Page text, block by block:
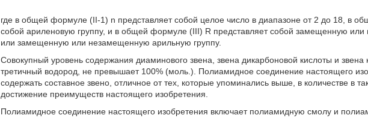
где в общей формуле (II-1) n представляет собой целое число в диапазоне от 2 до 18, в
собой ариленовую группу, и в общей формуле (III) R представляет собой замещенную
или замещенную или незамещенную арильную группу.
Совокупный уровень содержания диаминового звена, звена дикарбоновой кислоты и
третичный водород, не превышает 100% (моль.). Полиамидное соединение настоящего
содержать составное звено, отличное от тех, которые упоминались выше, в количестве в
достижение преимуществ настоящего изобретения.
Полиамидное соединение настоящего изобретения включает полиамидную смолу и